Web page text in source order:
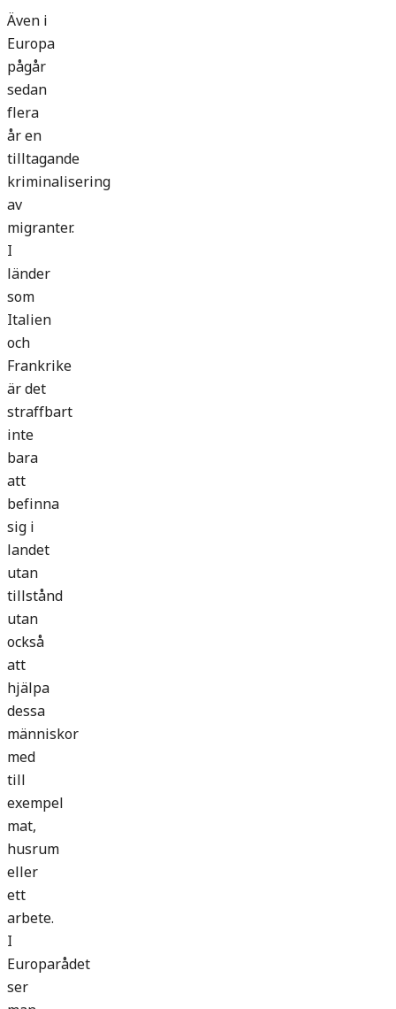
Även i
Europa
pågår
sedan
flera
år en
tilltagande
kriminalisering
av
migranter.
I
länder
som
Italien
och
Frankrike
är det
straffbart
inte
bara
att
befinna
sig i
landet
utan
tillstånd
utan
också
att
hjälpa
dessa
människor
med
till
exempel
mat,
husrum
eller
ett
arbete.
I
Europarådet
ser